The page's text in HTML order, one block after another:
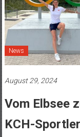
News
August 29, 2024
Vom Elbsee
KCH-